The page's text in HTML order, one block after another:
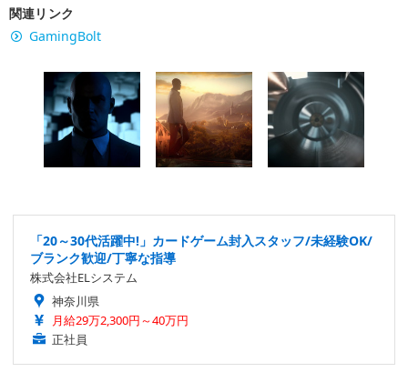
関連リンク
GamingBolt
「20～30代活躍中!」カードゲーム封入スタッフ/未経験OK/
ブランク歓迎/丁寧な指導
株式会社ELシステム
神奈川県
月給29万2,300円～40万円
正社員